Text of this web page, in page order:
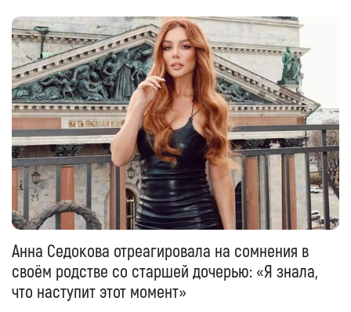
Анна Седокова отреагировала на сомнения в
своём родстве со старшей дочерью: «Я знала,
что наступит этот момент»